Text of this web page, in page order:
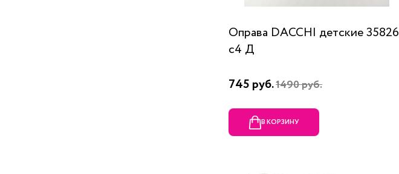
Оправа DACCHI детские 35826
c4 Д
745 руб.1490 руб.
В КОРЗИНУ